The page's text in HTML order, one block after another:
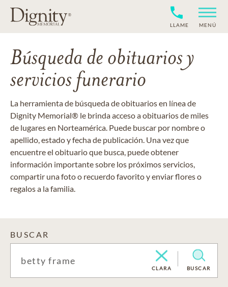
LLAME MENÚ
Búsqueda de obituarios y
servicios funerario
La herramienta de búsqueda de obituarios en línea de
Dignity Memorial® le brinda acceso a obituarios de miles
de lugares en Norteamérica. Puede buscar por nombre o
apellido, estado y fecha de publicación. Una vez que
encuentre el obituario que busca, puede obtener
información importante sobre los próximos servicios,
compartir una foto o recuerdo favorito y enviar flores o
regalos a la familia.
BUSCAR
CLARA BUSCAR